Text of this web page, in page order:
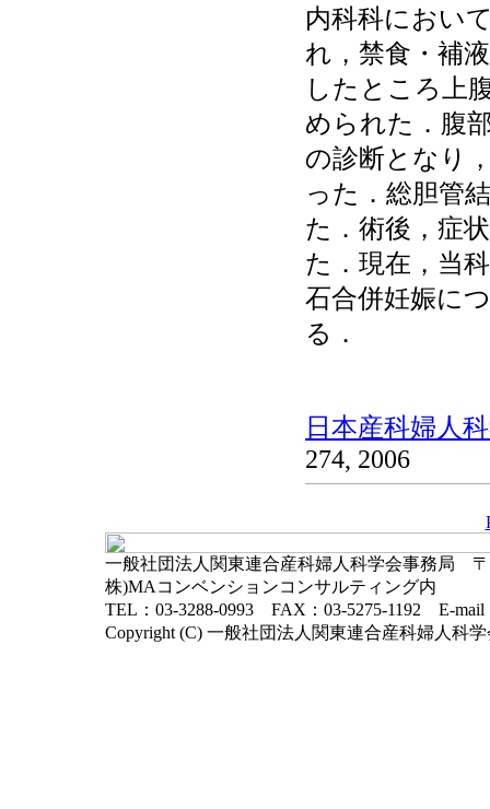
内科科におい
れ，禁食・補
したところ上
められた．腹
の診断となり
った．総胆管
た．術後，症
た．現在，当
石合併妊娠に
る．
日本産科婦人
274, 2006
一般社団法人関東連合産科婦人科学会事務局 〒
株)MAコンベンションコンサルティング内
TEL：03-3288-0993 FAX：03-5275-1192 E-mail
Copyright (C) 一般社団法人関東連合産科婦人科